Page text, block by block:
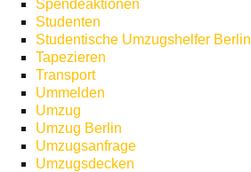
Spendeaktionen
Studenten
Studentische Umzugshelfer Berlin
Tapezieren
Transport
Ummelden
Umzug
Umzug Berlin
Umzugsanfrage
Umzugsdecken